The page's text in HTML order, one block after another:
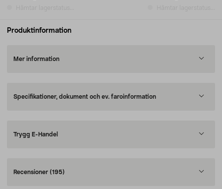
Produktinformation
Mer information
Specifikationer, dokument och ev. faroinformation
Trygg E-Handel
Recensioner (195)